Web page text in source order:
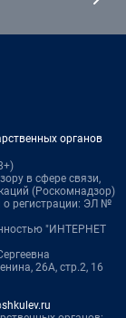
органов
в сфере связи,
(Роскомнадзор)
о регистрации: ЭЛ №
"ИНТЕРНЕТ
26А, стр.2, 16